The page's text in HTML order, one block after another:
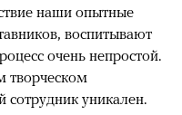
наши опытные
воспитывают
очень непростой.
творческом
сотрудник уникален.